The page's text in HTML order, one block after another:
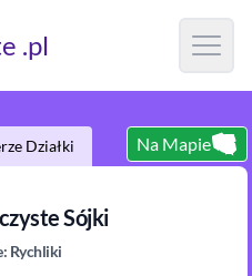
.pl Open
Działki Na Mapie
Sójki
Rychliki